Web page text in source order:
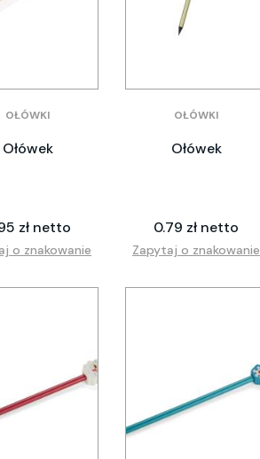
OŁÓWKI
Ołówek
zł netto
o znakowanie
OŁÓWKI
Ołówek
0.79 zł netto
Zapytaj o znakowanie